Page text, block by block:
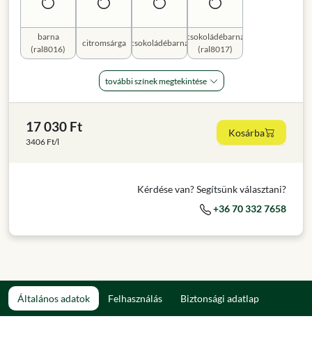
barna
(ral8016)
citromsárga csokoládébarna
csokoládébarna
(ral8017)
további színek megtekintése
17 030 Ft
3406 Ft/l
Kosárba
Kérdése van? Segítsünk választani?
+36 70 332 7658
Általános adatok Felhasználás Biztonsági adatlap